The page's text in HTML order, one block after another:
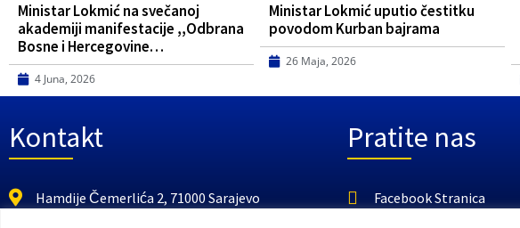
Ministar Lokmić na svečanoj
akademiji manifestacije ,,Odbrana
Bosne i Hercegovine…
4 Juna, 2026
Ministar Lokmić uputio čestitku
povodom Kurban bajrama
26 Maja, 2026
Kontakt
Hamdije Čemerlića 2, 71000 Sarajevo
Pratite nas
Facebook Stranica